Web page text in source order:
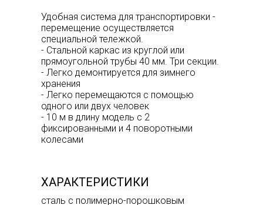
Удобная система для транспортировки -
перемещение осуществляется
специальной тележкой.
- Стальной каркас из круглой или
прямоугольной трубы 40 мм. Три секции.
- Легко демонтируется для зимнего
хранения
- Легко перемещаются с помощью
одного или двух человек
- 10 м в длину модель с 2
фиксированными и 4 поворотными
колесами
ХАРАКТЕРИСТИКИ
сталь с полимерно-порошковым